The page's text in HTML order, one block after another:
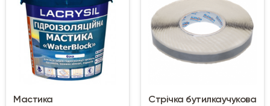
Мастика
Стрічка бутилкаучукова